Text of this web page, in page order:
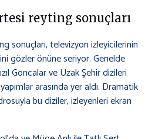
reyting sonuçları
sonuçları, televizyon izleyicilerinin
gözler önüne seriyor. Genelde
Goncalar ve Uzak Şehir dizileri
arasında yer aldı. Dramatik
bu diziler, izleyenleri ekran